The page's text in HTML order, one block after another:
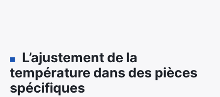
L’ajustement de la
température dans des pièces
spécifiques